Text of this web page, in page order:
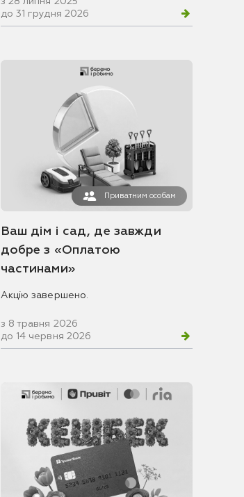
до 31 грудня 2026
Приватним особам
Ваш дім і сад, де завжди
добре з «Оплатою
частинами»
Акцію завершено.
з 8 травня 2026
до 14 червня 2026